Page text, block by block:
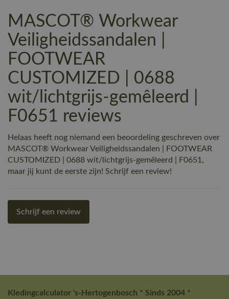
MASCOT® Workwear
Veiligheidssandalen |
FOOTWEAR
CUSTOMIZED | 0688
wit/lichtgrijs-gemêleerd |
F0651 reviews
Helaas heeft nog niemand een beoordeling geschreven over
MASCOT® Workwear Veiligheidssandalen | FOOTWEAR
CUSTOMIZED | 0688 wit/lichtgrijs-gemêleerd | F0651,
maar jij kunt de eerste zijn! Schrijf een review!
Schrijf een review
Kledingcalculator 's-Hertogenbosch * Sinds 2004 *